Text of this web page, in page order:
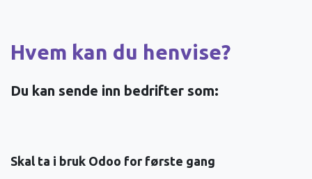
Hvem kan du henvise?
Du kan sende inn bedrifter som:
Skal ta i bruk Odoo for første gang